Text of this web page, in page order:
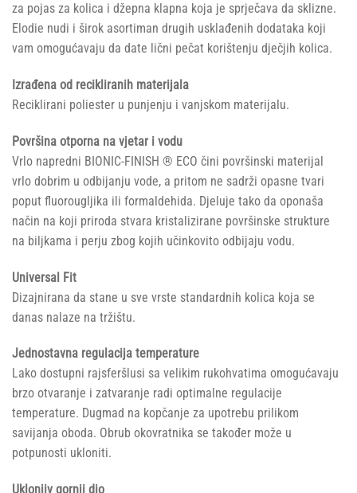
za pojas za kolica i džepna klapna koja je sprječava da sklizne.
Elodie nudi i širok asortiman drugih usklađenih dodataka koji
vam omogućavaju da date lični pečat korištenju dječjih kolica.
Izrađena od recikliranih materijala
Reciklirani poliester u punjenju i vanjskom materijalu.
Površina otporna na vjetar i vodu
Vrlo napredni BIONIC-FINISH ® ECO čini površinski materijal
vrlo dobrim u odbijanju vode, a pritom ne sadrži opasne tvari
poput fluorougljika ili formaldehida. Djeluje tako da oponaša
način na koji priroda stvara kristalizirane površinske strukture
na biljkama i perju zbog kojih učinkovito odbijaju vodu.
Universal Fit
Dizajnirana da stane u sve vrste standardnih kolica koja se
danas nalaze na tržištu.
Jednostavna regulacija temperature
Lako dostupni rajsferšlusi sa velikim rukohvatima omogućavaju
brzo otvaranje i zatvaranje radi optimalne regulacije
temperature. Dugmad na kopčanje za upotrebu prilikom
savijanja oboda. Obrub okovratnika se također može u
potpunosti ukloniti.
Uklonjiv gornji dio